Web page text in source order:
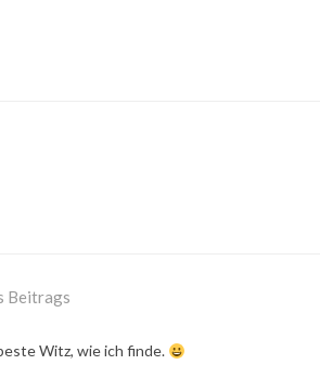
Beitrags
Witz, wie ich finde.